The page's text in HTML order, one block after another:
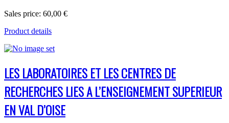
Sales price: 60,00 €
Product details
LES LABORATOIRES ET LES CENTRES DE
RECHERCHES LIES A L’ENSEIGNEMENT SUPERIEUR
EN VAL D’OISE